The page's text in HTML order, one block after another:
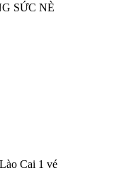
SỨC NÈ
Cai 1 vé